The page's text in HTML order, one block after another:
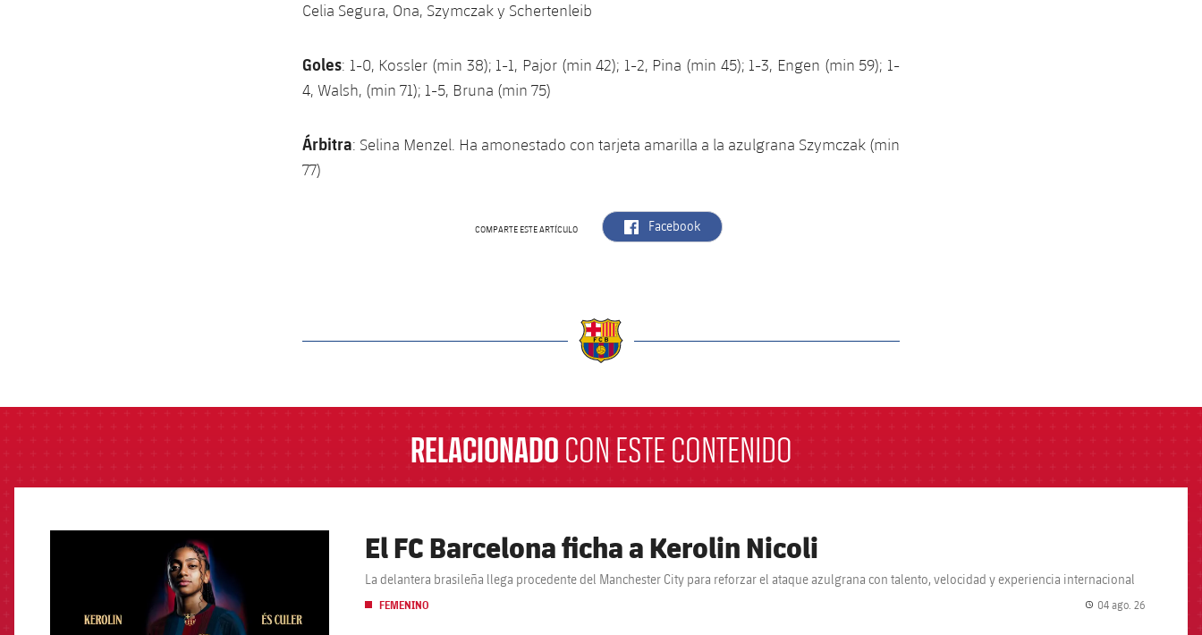
Celia Segura, Ona, Szymczak y Schertenleib
Goles: 1-0, Kossler (min 38); 1-1, Pajor (min 42); 1-2, Pina (min 45); 1-3, Engen (min 59); 1-
4, Walsh, (min 71); 1-5, Bruna (min 75)
Árbitra: Selina Menzel. Ha amonestado con tarjeta amarilla a la azulgrana Szymczak (min
77)
COMPARTE ESTE ARTÍCULO label.aria.facebook
Facebook
RELACIONADO CON ESTE CONTENIDO
El FC Barcelona ficha a Kerolin Nicoli
La delantera brasileña llega procedente del Manchester City para reforzar el ataque azulgrana con talento, velocidad y experiencia internacional
FEMENINO 04 ago. 26